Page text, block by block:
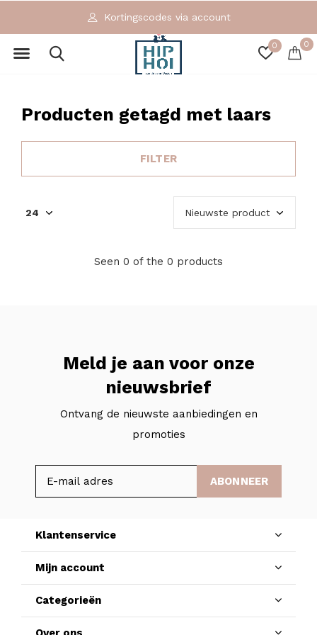
0 0
Kortingscodes via account
Producten getagd met laars
FILTER
Seen 0 of the 0 products
Meld je aan voor onze
nieuwsbrief
Ontvang de nieuwste aanbiedingen en
promoties
ABONNEER
Klantenservice
Mijn account
Categorieën